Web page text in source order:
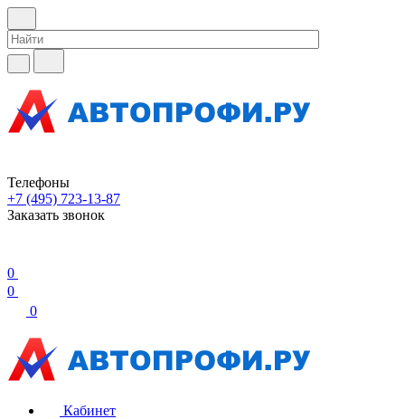
Телефоны
+7 (495) 723-13-87
Заказать звонок
0
0
0
Кабинет